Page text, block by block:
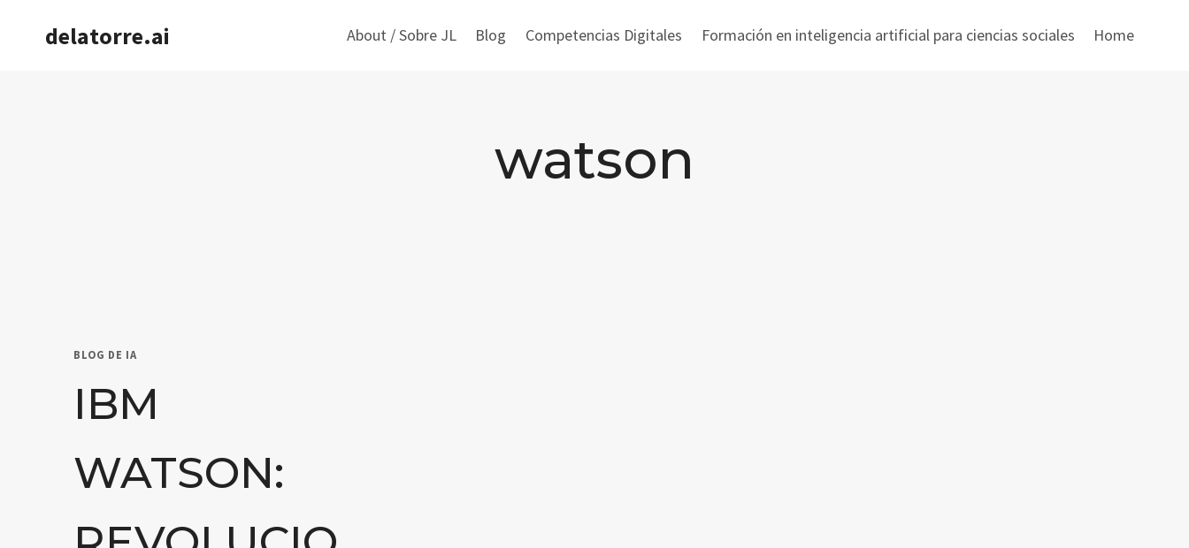
delatorre.ai About / Sobre JL Blog Competencias Digitales Formación en inteligencia artificial para ciencias sociales Home
watson
BLOG DE IA
IBM
WATSON: